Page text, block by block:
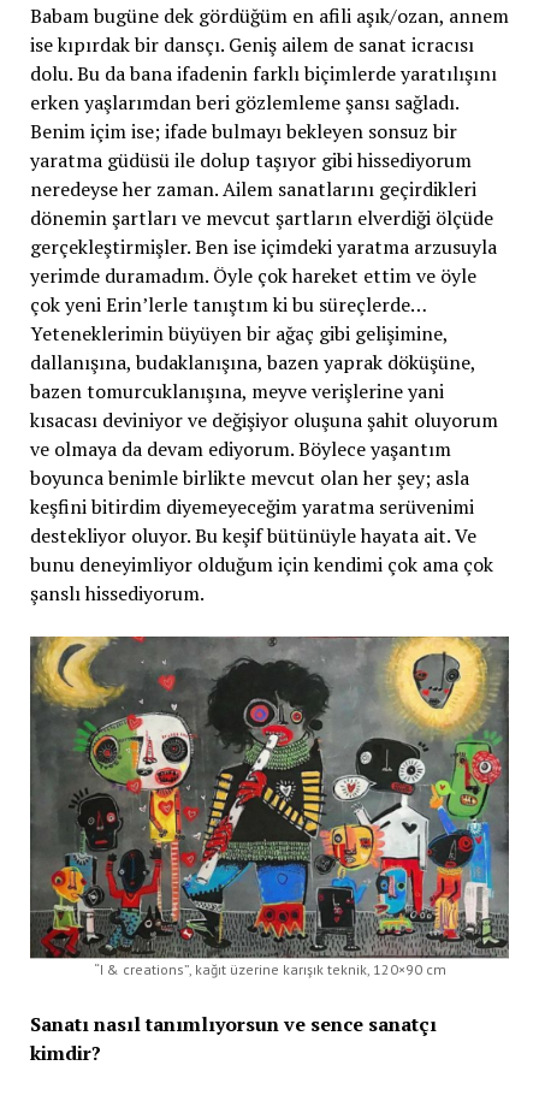
Babam bugüne dek gördüğüm en afili aşık/ozan, annem
ise kıpırdak bir dansçı. Geniş ailem de sanat icracısı
dolu. Bu da bana ifadenin farklı biçimlerde yaratılışını
erken yaşlarımdan beri gözlemleme şansı sağladı.
Benim içim ise; ifade bulmayı bekleyen sonsuz bir
yaratma güdüsü ile dolup taşıyor gibi hissediyorum
neredeyse her zaman. Ailem sanatlarını geçirdikleri
dönemin şartları ve mevcut şartların elverdiği ölçüde
gerçekleştirmişler. Ben ise içimdeki yaratma arzusuyla
yerimde duramadım. Öyle çok hareket ettim ve öyle
çok yeni Erin’lerle tanıştım ki bu süreçlerde…
Yeteneklerimin büyüyen bir ağaç gibi gelişimine,
dallanışına, budaklanışına, bazen yaprak döküşüne,
bazen tomurcuklanışına, meyve verişlerine yani
kısacası deviniyor ve değişiyor oluşuna şahit oluyorum
ve olmaya da devam ediyorum. Böylece yaşantım
boyunca benimle birlikte mevcut olan her şey; asla
keşfini bitirdim diyemeyeceğim yaratma serüvenimi
destekliyor oluyor. Bu keşif bütünüyle hayata ait. Ve
bunu deneyimliyor olduğum için kendimi çok ama çok
şanslı hissediyorum.
“I & creations”, kağıt üzerine karışık teknik, 120×90 cm
Sanatı nasıl tanımlıyorsun ve sence sanatçı
kimdir?